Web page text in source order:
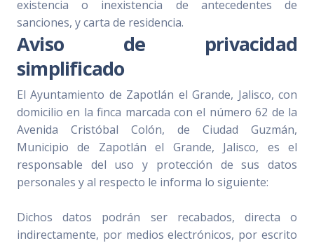
existencia o inexistencia de antecedentes de
sanciones, y carta de residencia.
Aviso de privacidad
simplificado
El Ayuntamiento de Zapotlán el Grande, Jalisco, con
domicilio en la finca marcada con el número 62 de la
Avenida Cristóbal Colón, de Ciudad Guzmán,
Municipio de Zapotlán el Grande, Jalisco, es el
responsable del uso y protección de sus datos
personales y al respecto le informa lo siguiente:
Dichos datos podrán ser recabados, directa o
indirectamente, por medios electrónicos, por escrito